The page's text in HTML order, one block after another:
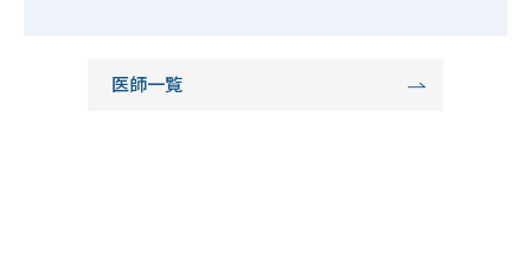
医師一覧